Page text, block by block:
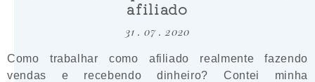
afiliado
31 . 07 . 2020
Como trabalhar como afiliado realmente fazendo
vendas e recebendo dinheiro? Contei minha